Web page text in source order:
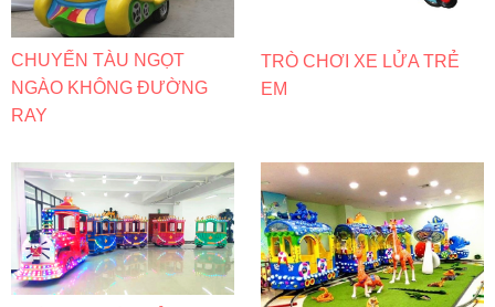
CHUYẾN TÀU NGỌT
NGÀO KHÔNG ĐƯỜNG
RAY
TRÒ CHƠI XE LỬA TRẺ
EM